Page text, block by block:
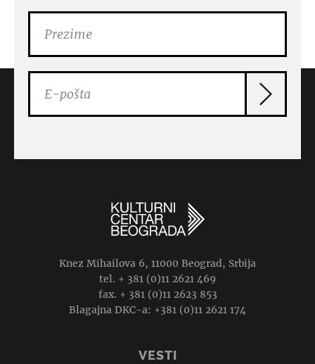
Knez Mihailova 6, 11000 Beograd, Srbija
tel. + 381 (0)11 2621 469
fax. + 381 (0)11 2623 853
Blagajna DKC-a: +381 (0)11 2621 174
VESTI